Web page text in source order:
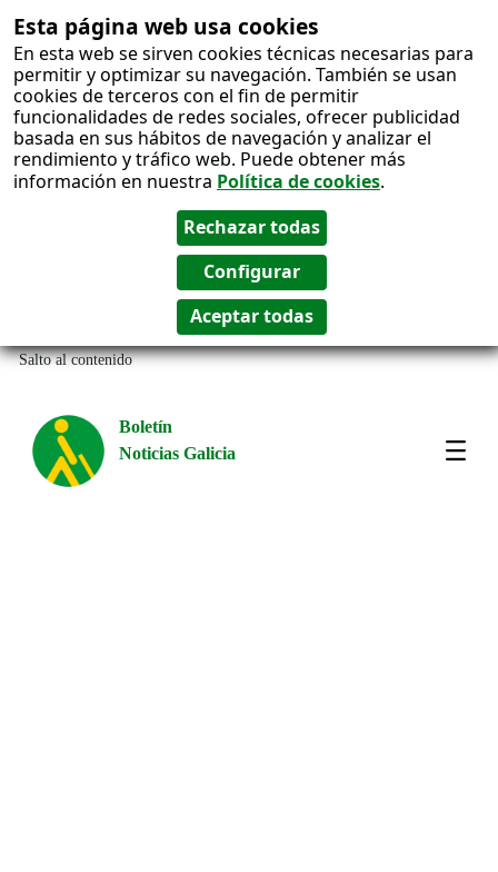
Esta página web usa cookies
En esta web se sirven cookies técnicas necesarias para
permitir y optimizar su navegación. También se usan
cookies de terceros con el fin de permitir
funcionalidades de redes sociales, ofrecer publicidad
basada en sus hábitos de navegación y analizar el
rendimiento y tráfico web. Puede obtener más
información en nuestra Política de cookies.
Salto al contenido
Boletín
Noticias Galicia